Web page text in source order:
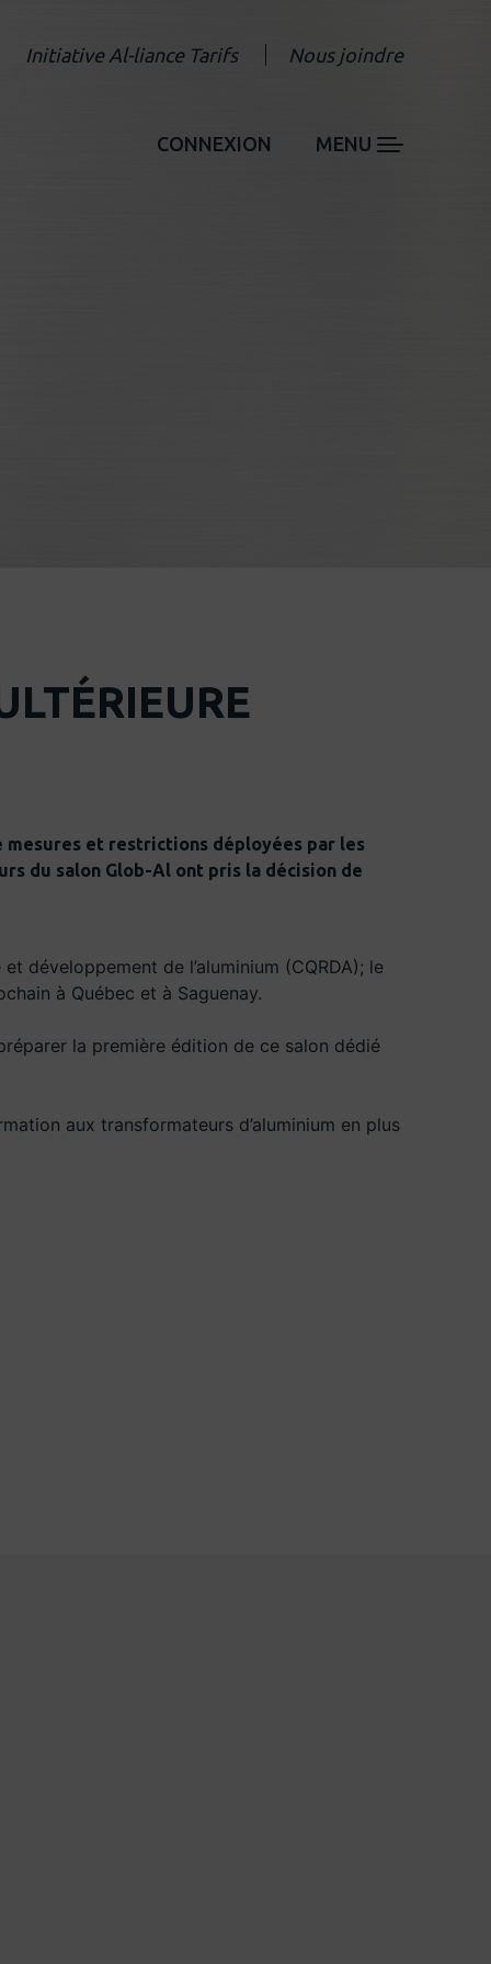
Initiative Al-liance Tarifs Nous joindre
CONNEXION MENU
et restrictions déployées par les
du salon Glob-Al ont pris la décision de
développement de l’aluminium (CQRDA); le
à Québec et à Saguenay.
la première édition de ce salon dédié
aux transformateurs d’aluminium en plus